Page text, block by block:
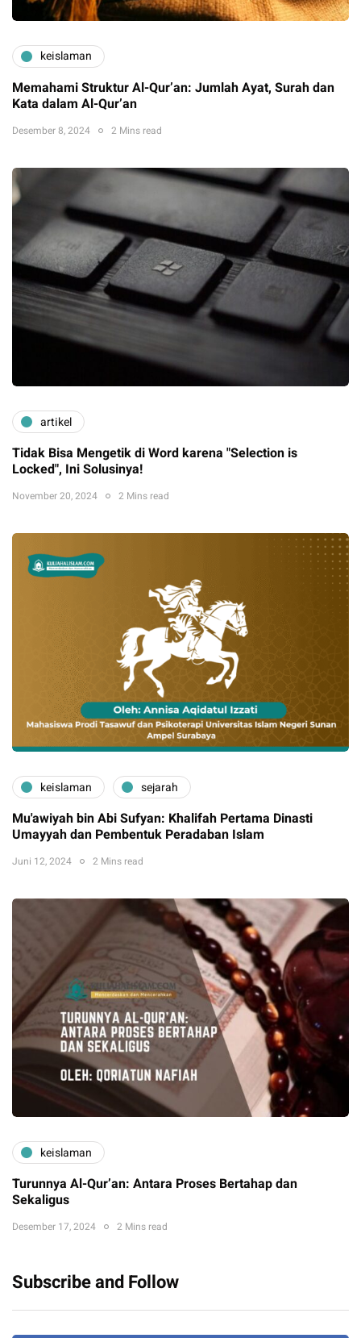
keislaman
Memahami Struktur Al-Qur’an: Jumlah Ayat, Surah dan
Kata dalam Al-Qur’an
Desember 8, 2024 2 Mins read
artikel
Tidak Bisa Mengetik di Word karena "Selection is
Locked", Ini Solusinya!
November 20, 2024 2 Mins read
keislaman sejarah
Mu'awiyah bin Abi Sufyan: Khalifah Pertama Dinasti
Umayyah dan Pembentuk Peradaban Islam
Juni 12, 2024 2 Mins read
keislaman
Turunnya Al-Qur’an: Antara Proses Bertahap dan
Sekaligus
Desember 17, 2024 2 Mins read
Subscribe and Follow